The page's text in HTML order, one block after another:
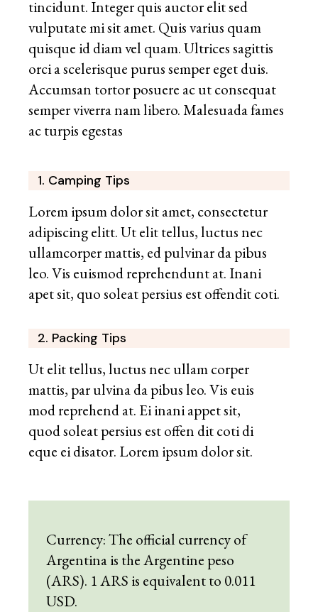
tincidunt. Integer quis auctor elit sed
vulputate mi sit amet. Quis varius quam
quisque id diam vel quam. Ultrices sagittis
orci a scelerisque purus semper eget duis.
Accumsan tortor posuere ac ut consequat
semper viverra nam libero. Malesuada fames
ac turpis egestas
1. Camping Tips
Lorem ipsum dolor sit amet, consectetur
adipiscing elitt. Ut elit tellus, luctus nec
ullamcorper mattis, ed pulvinar da pibus
leo. Vis euismod reprehendunt at. Inani
apet sit, quo soleat persius est offendit coti.
2. Packing Tips
Ut elit tellus, luctus nec ullam corper
mattis, par ulvina da pibus leo. Vis euis
mod reprehend at. Ei inani appet sit,
quod soleat persius est offen dit coti di
eque ei disator. Lorem ipsum dolor sit.
Currency: The official currency of
Argentina is the Argentine peso
(ARS). 1 ARS is equivalent to 0.011
USD.